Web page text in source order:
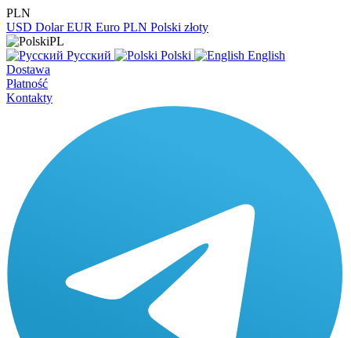
PLN
USD Dolar EUR Euro PLN Polski złoty
PL
Русский
Polski
English
Dostawa
Płatność
Kontakty